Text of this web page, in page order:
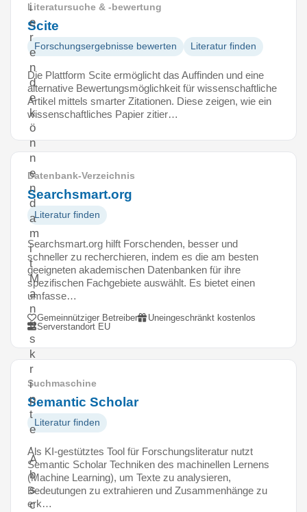
i
e
r
e
n
d
e
k
ö
n
n
e
n
d
a
m
i
t
M
a
n
u
s
k
r
i
p
t
e
,
A
b
s
c
Literatursuche & -bewertung
Scite
Forschungsergebnisse bewerten Literatur finden
Die Plattform Scite ermöglicht das Auffinden und eine
alternative Bewertungsmöglichkeit für wissenschaftliche
Artikel mittels smarter Zitationen. Diese zeigen, wie ein
wissenschaftliches Papier zitier…
Datenbank-Verzeichnis
Searchsmart.org
Literatur finden
Searchsmart.org hilft Forschenden, besser und
schneller zu recherchieren, indem es die am besten
geeigneten akademischen Datenbanken für ihre
spezifischen Fachgebiete auswählt. Es bietet einen
umfasse…
Gemeinnütziger Betreiber
Uneingeschränkt kostenlos
Serverstandort EU
Suchmaschine
Semantic Scholar
Literatur finden
Als KI-gestütztes Tool für Forschungsliteratur nutzt
Semantic Scholar Techniken des machinellen Lernens
(Machine Learning), um Texte zu analysieren,
Bedeutungen zu extrahieren und Zusammenhänge zu
erk…